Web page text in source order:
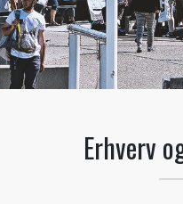
Erhverv